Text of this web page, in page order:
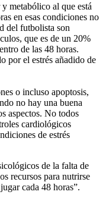
metabólico al que está
en esas condiciones no
del futbolista son
que es de un 20%
de las 48 horas.
por el estrés añadido de
o incluso apoptosis,
no hay una buena
aspectos. No todos
cardiológicos
de estrés
de la falta de
recursos para nutrirse
cada 48 horas”.